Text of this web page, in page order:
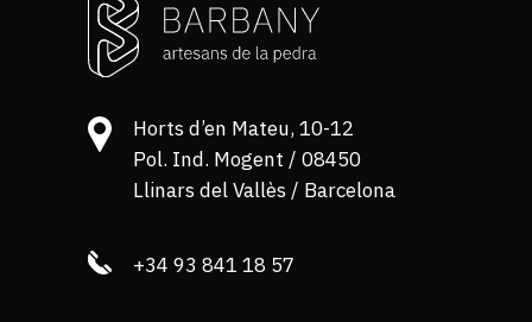
Horts d’en Mateu, 10-12
Pol. Ind. Mogent / 08450
Llinars del Vallès / Barcelona
+34 93 841 18 57